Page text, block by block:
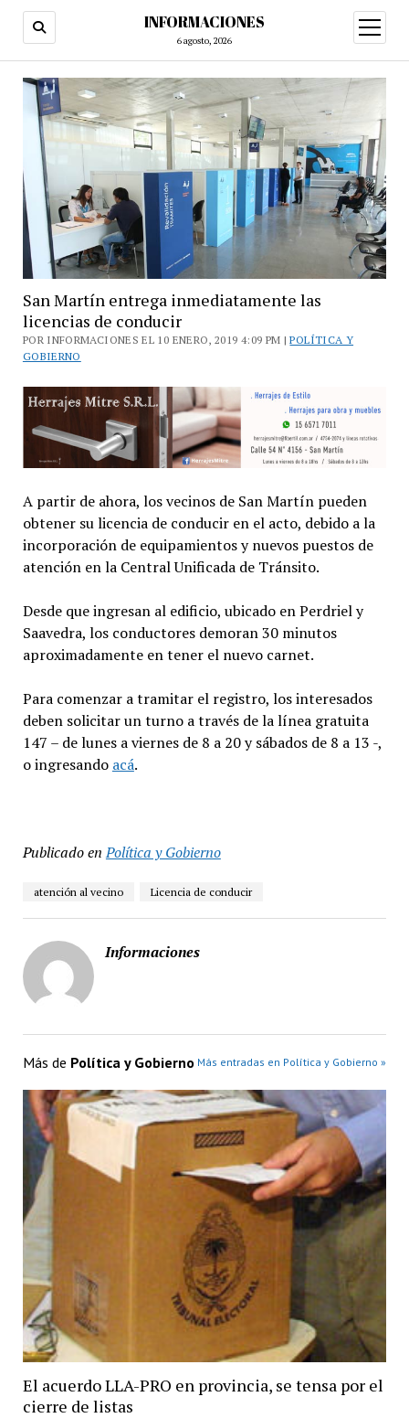
INFORMACIONES
6 agosto, 2026
abrir
menú
San Martín entrega inmediatamente las
licencias de conducir
POR INFORMACIONES EL 10 ENERO, 2019 4:09 PM |POLÍTICA Y
GOBIERNO
A partir de ahora, los vecinos de San Martín pueden
obtener su licencia de conducir en el acto, debido a la
incorporación de equipamientos y nuevos puestos de
atención en la Central Unificada de Tránsito.
Desde que ingresan al edificio, ubicado en Perdriel y
Saavedra, los conductores demoran 30 minutos
aproximadamente en tener el nuevo carnet.
Para comenzar a tramitar el registro, los interesados
deben solicitar un turno a través de la línea gratuita
147 – de lunes a viernes de 8 a 20 y sábados de 8 a 13 -,
o ingresando acá.
Publicado en Política y Gobierno
atención al vecino Licencia de conducir
Informaciones
Más de Política y Gobierno Más entradas en Política y Gobierno »
El acuerdo LLA-PRO en provincia, se tensa por el
cierre de listas